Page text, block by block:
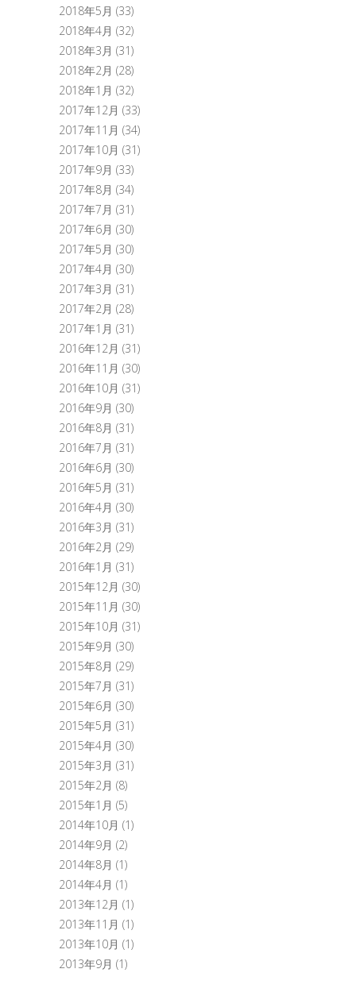
2018年5月 (33)
2018年4月 (32)
2018年3月 (31)
2018年2月 (28)
2018年1月 (32)
2017年12月 (33)
2017年11月 (34)
2017年10月 (31)
2017年9月 (33)
2017年8月 (34)
2017年7月 (31)
2017年6月 (30)
2017年5月 (30)
2017年4月 (30)
2017年3月 (31)
2017年2月 (28)
2017年1月 (31)
2016年12月 (31)
2016年11月 (30)
2016年10月 (31)
2016年9月 (30)
2016年8月 (31)
2016年7月 (31)
2016年6月 (30)
2016年5月 (31)
2016年4月 (30)
2016年3月 (31)
2016年2月 (29)
2016年1月 (31)
2015年12月 (30)
2015年11月 (30)
2015年10月 (31)
2015年9月 (30)
2015年8月 (29)
2015年7月 (31)
2015年6月 (30)
2015年5月 (31)
2015年4月 (30)
2015年3月 (31)
2015年2月 (8)
2015年1月 (5)
2014年10月 (1)
2014年9月 (2)
2014年8月 (1)
2014年4月 (1)
2013年12月 (1)
2013年11月 (1)
2013年10月 (1)
2013年9月 (1)